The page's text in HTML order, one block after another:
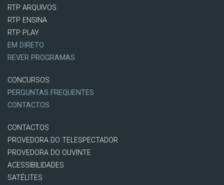
RTP ARQUIVOS
RTP ENSINA
RTP PLAY
EM DIRETO
REVER PROGRAMAS
CONCURSOS
PERGUNTAS FREQUENTES
CONTACTOS
CONTACTOS
PROVEDORA DO TELESPECTADOR
PROVEDORA DO OUVINTE
ACESSIBILIDADES
SATÉLITES